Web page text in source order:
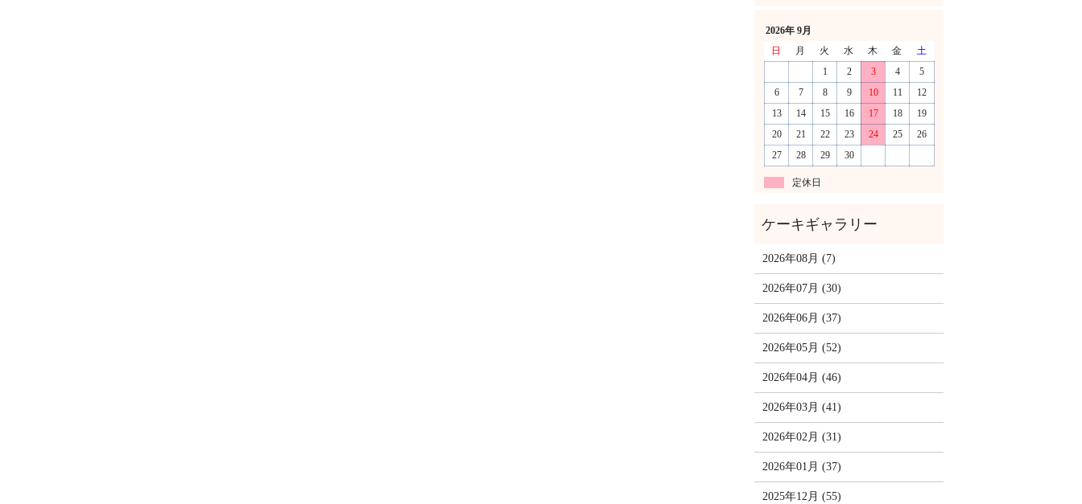
2026年 9月
日
月 火 水 木 金
土
1
2 3 4
5
6
7 8 9 10 11
12
13
14 15 16 17 18
19
20
21 22 23 24 25
26
27
28 29 30
定休日
2026年08月 (7)
2026年07月 (30)
2026年06月 (37)
2026年05月 (52)
2026年04月 (46)
2026年03月 (41)
2026年02月 (31)
2026年01月 (37)
2025年12月 (55)